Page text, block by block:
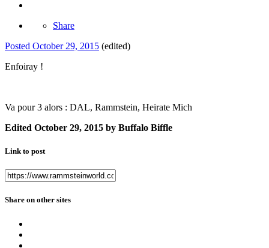
Share
Posted October 29, 2015 (edited)
Enfoiray !
Va pour 3 alors : DAL, Rammstein, Heirate Mich
Edited October 29, 2015 by Buffalo Biffle
Link to post
Share on other sites